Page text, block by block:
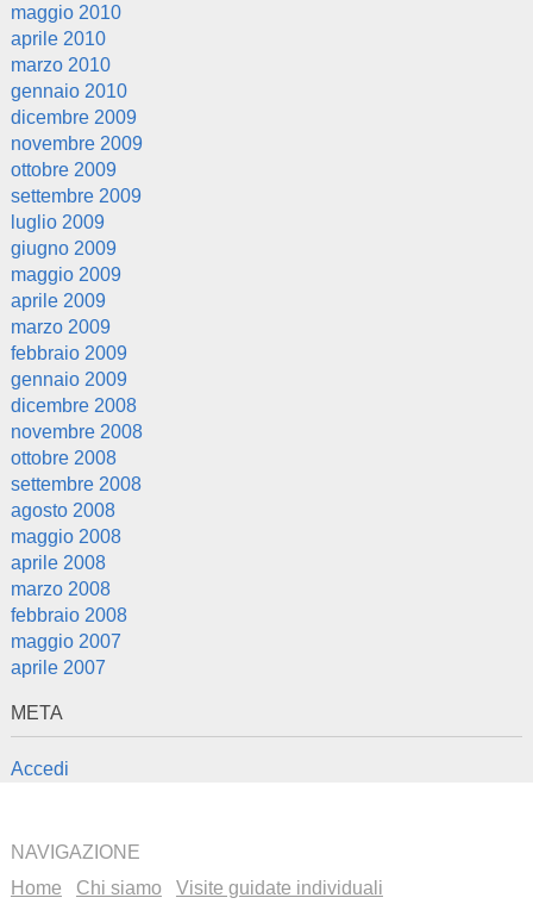
maggio 2010
aprile 2010
marzo 2010
gennaio 2010
dicembre 2009
novembre 2009
ottobre 2009
settembre 2009
luglio 2009
giugno 2009
maggio 2009
aprile 2009
marzo 2009
febbraio 2009
gennaio 2009
dicembre 2008
novembre 2008
ottobre 2008
settembre 2008
agosto 2008
maggio 2008
aprile 2008
marzo 2008
febbraio 2008
maggio 2007
aprile 2007
META
Accedi
NAVIGAZIONE
Home
Chi siamo Visite guidate individuali